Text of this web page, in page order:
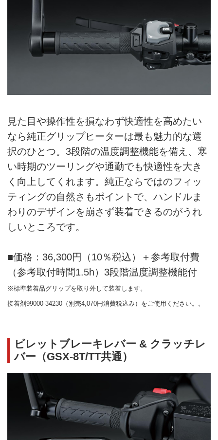
見た目や操作性を損なわず快適性を高めたい
なら純正グリップヒーターは最も魅力的な選
択のひとつ。3段階の温度調整機能を備え、寒
い時期のツーリングや通勤でも快適性を大き
く向上してくれます。純正ならではのフィッ
ティングの自然さもポイントで、ハンドルま
わりのデザインを崩さず装着できるのがうれ
しいところです。
■価格：36,300円（10％税込）＋参考取付費
（参考取付時間1.5h）3段階温度調整機能付
※標準装着品グリップを取り外して装着します。
接着剤99000-34230（別売4,070円消費税込み）をご使用ください。。
ビレットブレーキレバー & クラッチレ
バー（GSX-8T/TT共通）